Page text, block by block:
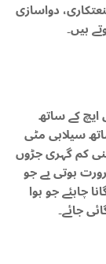
دواسازی
ہیں۔
کے درمیان پی ایچ کے ساتھ
سیلابی مٹی
کم گہری جڑوں
ہوتی ہے جو
چاہئے جو ہوا
جائے۔